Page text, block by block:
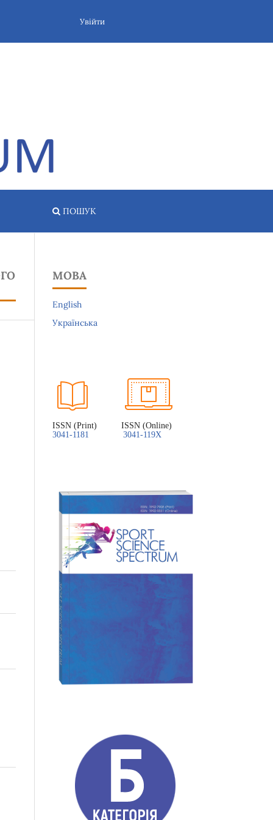
ПОШУК
Увійти
МОВА
English
Українська
ISSN (Print)          ISSN (Online)
3041-1181
3041-119X